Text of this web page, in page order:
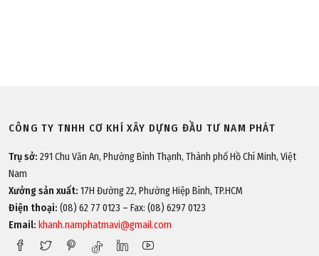
CÔNG TY TNHH CƠ KHÍ XÂY DỰNG ĐẦU TƯ NAM PHÁT
Trụ sở: 291 Chu Văn An, Phường Bình Thạnh, Thành phố Hồ Chí Minh, Việt
Nam
Xưởng sản xuất: 17H Đường 22, Phường Hiệp Bình, TP.HCM
Điện thoại: (08) 62 77 0123 – Fax: (08) 6297 0123
Email: khanh.namphatmavi@gmail.com